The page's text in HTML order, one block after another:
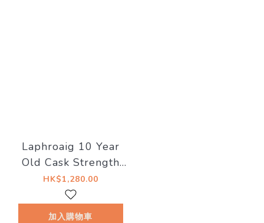
Laphroaig 10 Year
Old Cask Strength
Batch 011 58.6%
HK$1,280.00
加入購物車